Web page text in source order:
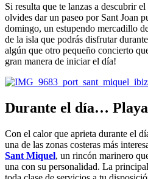
Si resulta que te lanzas a descubrir
olvides dar un paseo por Sant Joan
domingo, un estupendo mercadillo
de la isla que podrás disfrutar
algún que otro pequeño concierto
gran manera de iniciar el día!
Durante el día… Playa
Con el calor que aprieta durante el
una de las zonas costeras más
Sant Miquel, un rincón marinero
una con su personalidad. La